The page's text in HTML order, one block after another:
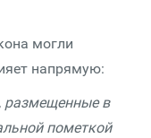
могли
напрямую:
размещенные в
пометкой